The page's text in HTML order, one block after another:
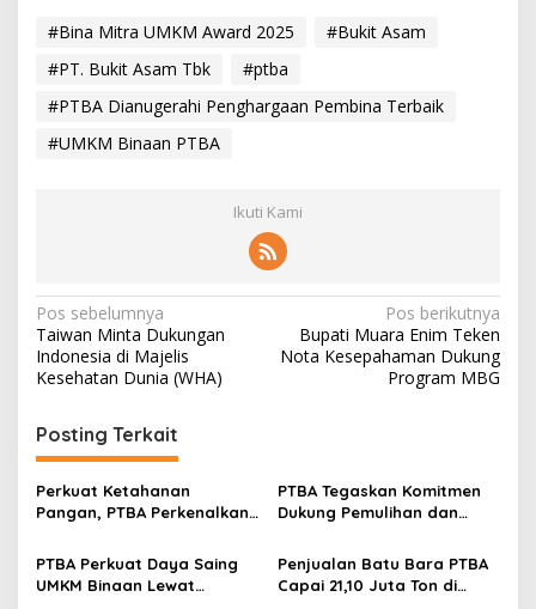
#Bina Mitra UMKM Award 2025
#Bukit Asam
#PT. Bukit Asam Tbk
#ptba
#PTBA Dianugerahi Penghargaan Pembina Terbaik
#UMKM Binaan PTBA
Ikuti Kami
N
a
v
i
g
a
s
i
p
Pos sebelumnya
Taiwan Minta Dukungan
Indonesia di Majelis
Kesehatan Dunia (WHA)
Pos berikutnya
Bupati Muara Enim Teken
Nota Kesepahaman Dukung
Program MBG
Posting Terkait
Perkuat Ketahanan
Pangan, PTBA Perkenalkan
Inagritech 2026
PTBA Tegaskan Komitmen
Dukung Pemulihan dan
Sungai
PTBA Perkuat Daya Saing
UMKM Binaan Lewat
Penjualan Batu Bara PTBA
Capai 21,10 Juta Ton di